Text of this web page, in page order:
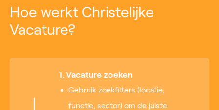
Hoe werkt Christelijke
Vacature?
1. Vacature zoeken
Gebruik zoekfilters (locatie,
functie, sector) om de juiste